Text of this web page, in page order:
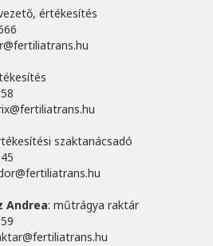
értékesítés
szaktanácsadó
Andrea: műtrágya raktár